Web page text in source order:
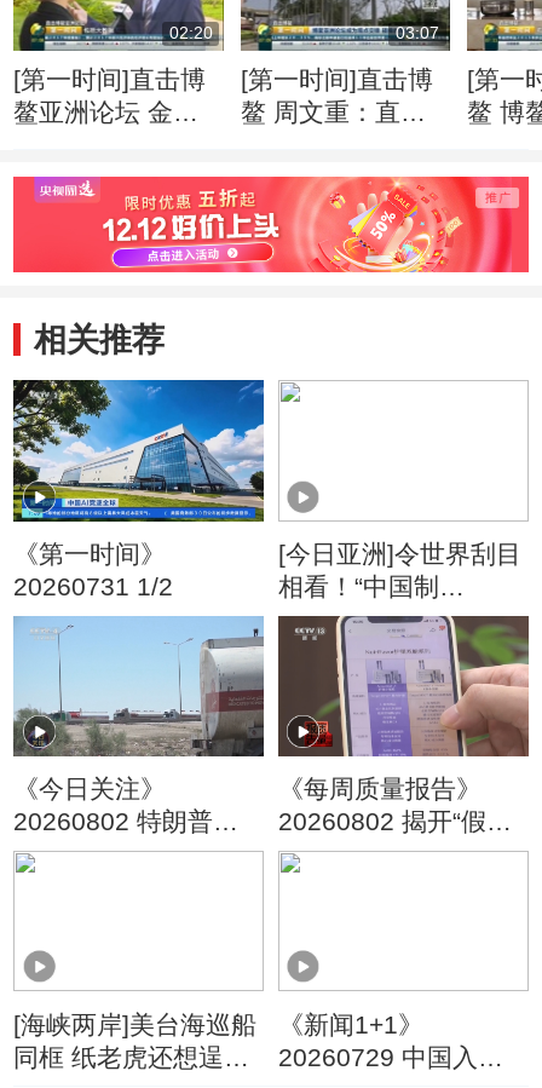
02:20
[第一时间]直击博
鳌亚洲论坛 金融
管面临更多挑战
03:07
[第一时间]直击博
鳌 周文重：直面
洲应发出自己的声
音
[第一
鳌 博
就绪
相关推荐
《第一时间》
20260731 1/2
[今日亚洲]令世界刮目
相看！“中国制
造”变“酷”了
《今日关注》
20260802 特朗普叫
停“最大规模”打击 伊
《每周质量报告》
20260802 揭开“假洋
牌”的真面目
[海峡两岸]美台海巡船
同框 纸老虎还想逞
《新闻1+1》
20260729 中国入境